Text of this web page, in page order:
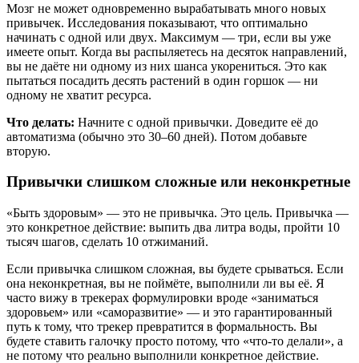
Мозг не может одновременно вырабатывать много новых
привычек. Исследования показывают, что оптимально
начинать с одной или двух. Максимум — три, если вы уже
имеете опыт. Когда вы распыляетесь на десяток направлений,
вы не даёте ни одному из них шанса укорениться. Это как
пытаться посадить десять растений в один горшок — ни
одному не хватит ресурса.
Что делать: Начните с одной привычки. Доведите её до
автоматизма (обычно это 30–60 дней). Потом добавьте
вторую.
Привычки слишком сложные или неконкретные
«Быть здоровым» — это не привычка. Это цель. Привычка —
это конкретное действие: выпить два литра воды, пройти 10
тысяч шагов, сделать 10 отжиманий.
Если привычка слишком сложная, вы будете срываться. Если
она неконкретная, вы не поймёте, выполнили ли вы её. Я
часто вижу в трекерах формулировки вроде «заниматься
здоровьем» или «саморазвитие» — и это гарантированный
путь к тому, что трекер превратится в формальность. Вы
будете ставить галочку просто потому, что «что-то делали», а
не потому что реально выполнили конкретное действие.